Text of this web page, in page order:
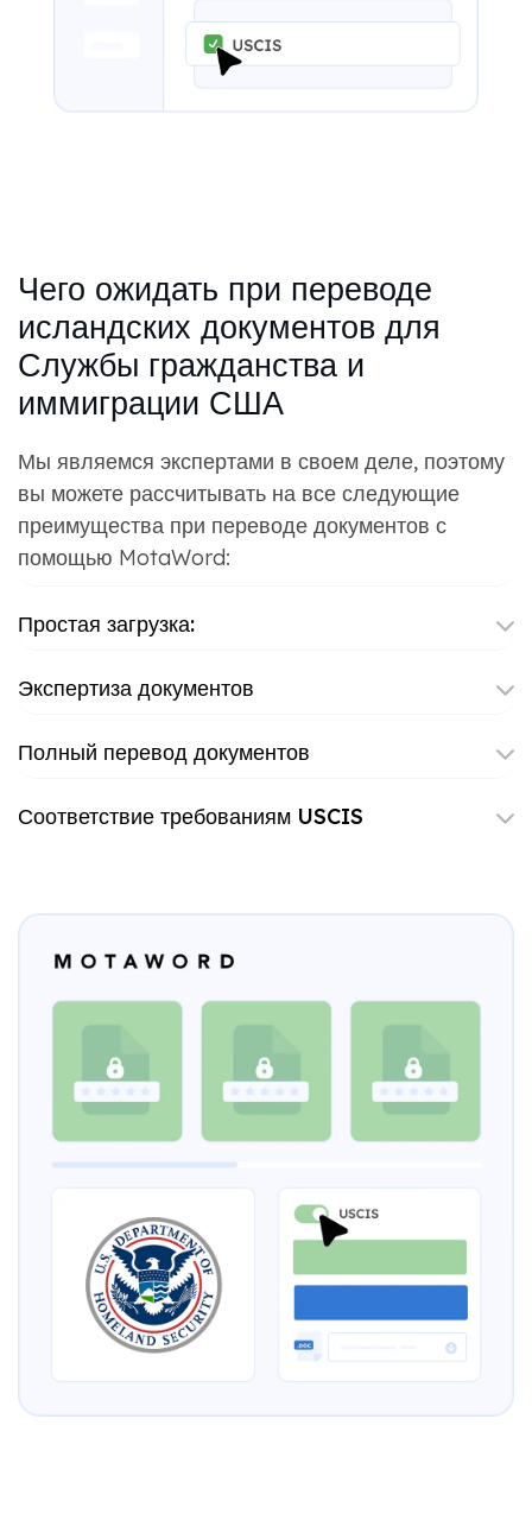
Чего ожидать при переводе
исландских документов для
Службы гражданства и
иммиграции США
Мы являемся экспертами в своем деле, поэтому
вы можете рассчитывать на все следующие
преимущества при переводе документов с
помощью MotaWord:
Простая загрузка:
Экспертиза документов
Полный перевод документов
Соответствие требованиям USCIS